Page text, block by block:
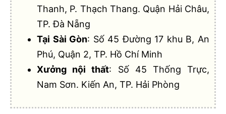
Thanh, P. Thạch Thang. Quận Hải Châu,
TP. Đà Nẵng
Tại Sài Gòn: Số 45 Đường 17 khu B, An
Phú, Quận 2, TP. Hồ Chí Minh
Xưởng nội thất: Số 45 Thống Trực,
Nam Sơn. Kiến An, TP. Hải Phòng